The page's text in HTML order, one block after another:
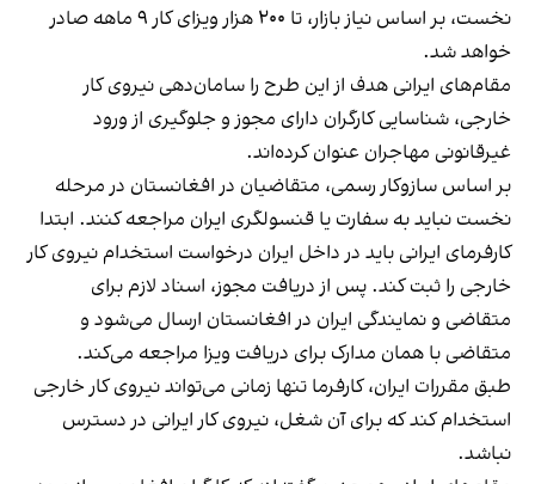
نخست، بر اساس نیاز بازار، تا ۲۰۰ هزار ویزای کار ۹ ماهه صادر
خواهد شد.
مقام‌های ایرانی هدف از این طرح را سامان‌دهی نیروی کار
خارجی، شناسایی کارگران دارای مجوز و جلوگیری از ورود
غیرقانونی مهاجران عنوان کرده‌اند.
بر اساس سازوکار رسمی، متقاضیان در افغانستان در مرحله
نخست نباید به سفارت یا قنسولگری ایران مراجعه کنند. ابتدا
کارفرمای ایرانی باید در داخل ایران درخواست استخدام نیروی کار
خارجی را ثبت کند. پس از دریافت مجوز، اسناد لازم برای
متقاضی و نمایندگی ایران در افغانستان ارسال می‌شود و
متقاضی با همان مدارک برای دریافت ویزا مراجعه می‌کند.
طبق مقررات ایران، کارفرما تنها زمانی می‌تواند نیروی کار خارجی
استخدام کند که برای آن شغل، نیروی کار ایرانی در دسترس
نباشد.